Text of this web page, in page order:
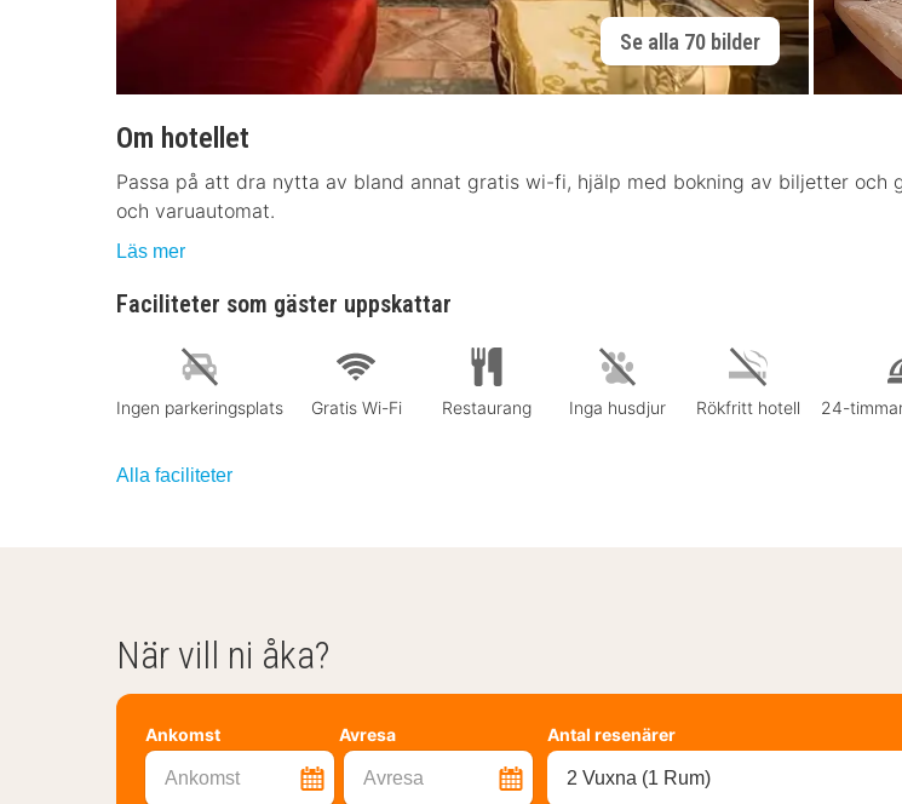
Se alla 70 bilder
Om hotellet
Passa på att dra nytta av bland annat gratis wi-fi, hjälp med bokning av biljetter och
och varuautomat.
Läs mer
Faciliteter som gäster uppskattar
Ingen parkeringsplats Gratis Wi-Fi Restaurang Inga husdjur Rökfritt hotell 24-
Alla faciliteter
När vill ni åka?
Ankomst Avresa
Ankomst Avresa
Antal resenärer
2 Vuxna (1 Rum)